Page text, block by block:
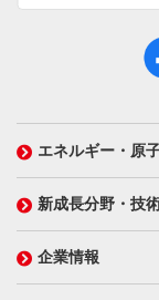
エネルギー・原
新成長分野・技
企業情報